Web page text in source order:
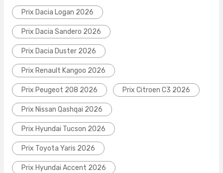
Prix Dacia Logan 2026
Prix Dacia Sandero 2026
Prix Dacia Duster 2026
Prix Renault Kangoo 2026
Prix Peugeot 208 2026 Prix Citroen C3 2026
Prix Nissan Qashqai 2026
Prix Hyundai Tucson 2026
Prix Toyota Yaris 2026
Prix Hyundai Accent 2026